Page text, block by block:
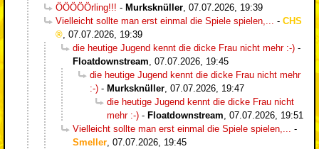
ÖÖÖÖÖrling!!! - Murksknüller 07.07.2026, 19:39
Vielleicht sollte man erst einmal die Spiele spielen,...
- CHS
07.07.2026, 19:39
die heutige Jugend kennt die dicke Frau nicht mehr :-) -
Floatdownstream 07.07.2026, 19:45
die heutige Jugend kennt die dicke Frau nicht mehr
:-) - Murksknüller 07.07.2026, 19:47
die heutige Jugend kennt die dicke Frau nicht
mehr :-) - Floatdownstream 07.07.2026, 19:51
Vielleicht sollte man erst einmal die Spiele spielen,...
-
Smeller 07.07.2026, 19:45